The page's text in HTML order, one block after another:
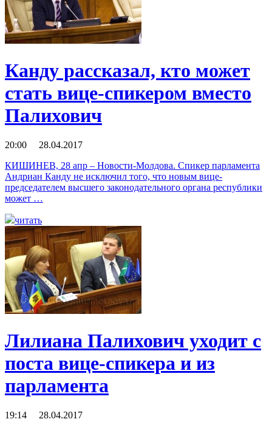
Канду рассказал, кто может
стать вице-спикером вместо
Палихович
20:00 28.04.2017
КИШИНЕВ, 28 апр – Новости-Молдова. Спикер парламента
Андриан Канду не исключил того, что новым вице-
председателем высшего законодательного органа республики
может …
читать
Лилиана Палихович уходит с
поста вице-спикера и из
парламента
19:14 28.04.2017